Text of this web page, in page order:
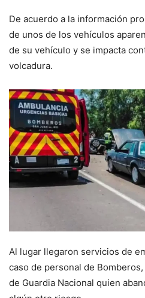
De acuerdo a la información
de unos de los vehículos
de su vehículo y se impacta
volcadura.
Al lugar llegaron servicios de
caso de personal de
de Guardia Nacional quien